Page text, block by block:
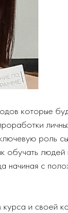
которые
роль
обучать
начиная с
и своей